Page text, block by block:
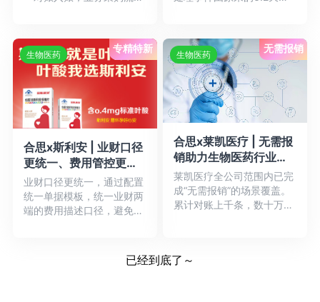
专精特新
生物医药
合思x斯利安 | 业财口径
更统一、费用管控更有
效，数字化赋能解决财
务难题
业财口径更统一，通过配置
统一单据模板，统一业财两
端的费用描述口径，避免分
无需报销
生物医药
合思x莱凯医疗 | 无需报
销助力生物医药行业财
务数字化升级
莱凯医疗全公司范围内已完
成“无需报销”的场景覆盖。
累计对账上千条，数十万差
已经到底了～